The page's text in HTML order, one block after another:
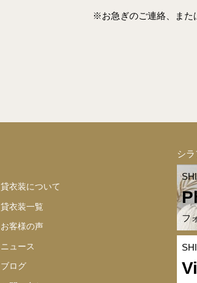
※お急ぎのご連絡、また
貸衣装について
貸衣装一覧
お客様の声
ニュース
ブログ
シ
フ